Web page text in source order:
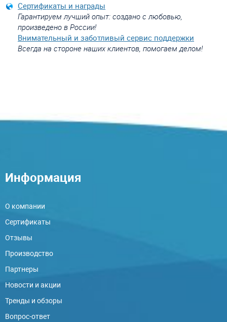
Сертификаты и награды
Гарантируем лучший опыт: создано с любовью,
произведено в России!
Внимательный и заботливый сервис поддержки
Всегда на стороне наших клиентов, помогаем делом!
Информация
О компании
Сертификаты
Отзывы
Производство
Партнеры
Новости и акции
Тренды и обзоры
Вопрос-ответ